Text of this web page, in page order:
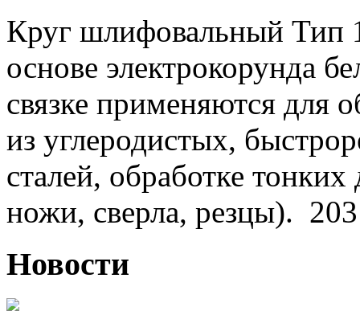
Круг шлифовальный Тип
основе электрокорунда
связке применяются для
из углеродистых,
сталей, обработке
ножи, сверла, резцы). 203
Новости